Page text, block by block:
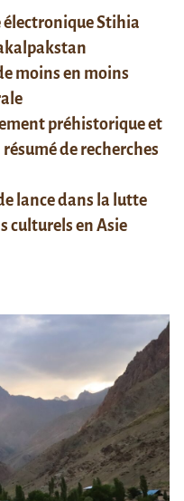
électronique Stihia
moins en moins
préhistorique et
de recherches
lance dans la lutte
culturels en Asie